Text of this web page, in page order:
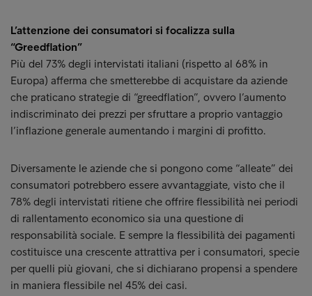
L’attenzione dei consumatori si focalizza sulla
“Greedflation”
Più del 73% degli intervistati italiani (rispetto al 68% in
Europa) afferma che smetterebbe di acquistare da aziende
che praticano strategie di “greedflation”, ovvero l’aumento
indiscriminato dei prezzi per sfruttare a proprio vantaggio
l’inflazione generale aumentando i margini di profitto.
Diversamente le aziende che si pongono come “alleate” dei
consumatori potrebbero essere avvantaggiate, visto che il
78% degli intervistati ritiene che offrire flessibilità nei periodi
di rallentamento economico sia una questione di
responsabilità sociale. E sempre la flessibilità dei pagamenti
costituisce una crescente attrattiva per i consumatori, specie
per quelli più giovani, che si dichiarano propensi a spendere
in maniera flessibile nel 45% dei casi.